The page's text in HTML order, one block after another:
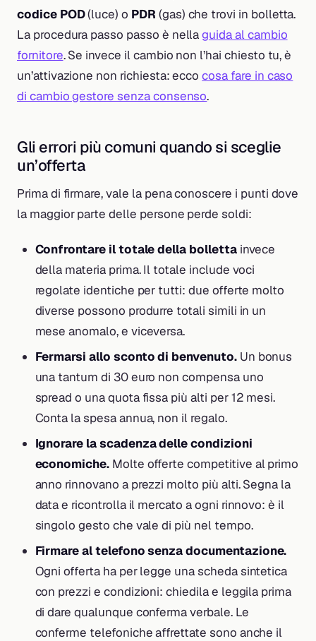
codice POD(luce) o PDR (gas) che trovi in bolletta.
La procedura passo passo è nellaguida al cambio
fornitore. Se invece il cambio non l’hai chiesto tu, è
un’attivazione non richiesta: eccocosa fare in caso
di cambio gestore senza consenso.
Gli errori più comuni quando si sceglie
un’offerta
Prima di firmare, vale la pena conoscere i punti dove
la maggior parte delle persone perde soldi:
Confrontare il totale della bollettainvece
della materia prima. Il totale include voci
regolate identiche per tutti: due offerte molto
diverse possono produrre totali simili in un
mese anomalo, e viceversa.
Fermarsi allo sconto di benvenuto.Un bonus
una tantum di 30 euro non compensa uno
spread o una quota fissa più alti per 12 mesi.
Conta la spesa annua, non il regalo.
Ignorare la scadenza delle condizioni
economiche.Molte offerte competitive al primo
anno rinnovano a prezzi molto più alti. Segna la
data e ricontrolla il mercato a ogni rinnovo: è il
singolo gesto che vale di più nel tempo.
Firmare al telefono senza documentazione.
Ogni offerta ha per legge una scheda sintetica
con prezzi e condizioni: chiedila e leggila prima
di dare qualunque conferma verbale. Le
conferme telefoniche affrettate sono anche il